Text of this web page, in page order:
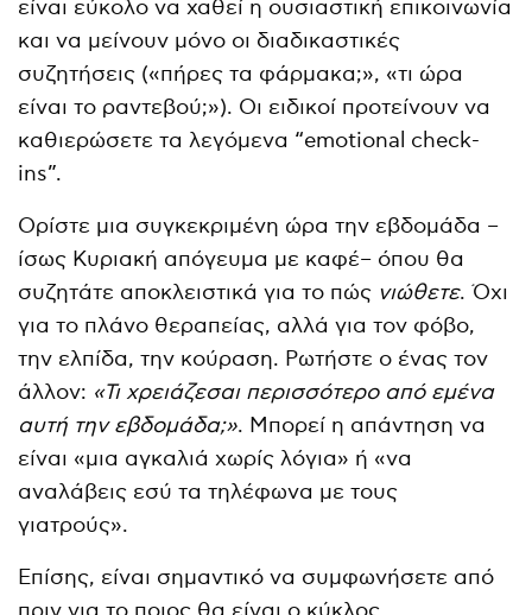
είναι εύκολο να χαθεί η ουσιαστική επικοινωνία
και να μείνουν μόνο οι διαδικαστικές
συζητήσεις («πήρες τα φάρμακα;», «τι ώρα
είναι το ραντεβού;»). Οι ειδικοί προτείνουν να
καθιερώσετε τα λεγόμενα “emotional check-
ins”.
Ορίστε μια συγκεκριμένη ώρα την εβδομάδα –
ίσως Κυριακή απόγευμα με καφέ– όπου θα
συζητάτε αποκλειστικά για το πώς νιώθετε. Όχι
για το πλάνο θεραπείας, αλλά για τον φόβο,
την ελπίδα, την κούραση. Ρωτήστε ο ένας τον
άλλον: «Τι χρειάζεσαι περισσότερο από εμένα
αυτή την εβδομάδα;». Μπορεί η απάντηση να
είναι «μια αγκαλιά χωρίς λόγια» ή «να
αναλάβεις εσύ τα τηλέφωνα με τους
γιατρούς».
Επίσης, είναι σημαντικό να συμφωνήσετε από